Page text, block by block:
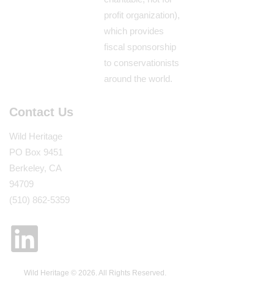
profit organization),
which provides
fiscal sponsorship
to conservationists
around the world.
Contact Us
Wild Heritage
PO Box 9451
Berkeley, CA
94709
(510) 862-5359
Wild Heritage © 2026. All Rights Reserved.